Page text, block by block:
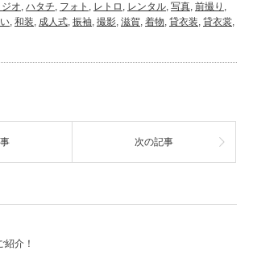
オ, ハタチ, フォト , レトロ , レンタル, 写真, 前撮り ,
, 和装, 成人式, 振袖, 撮影, 滋賀, 着物, 貸衣装, 貸衣裳,
次の記事
介！